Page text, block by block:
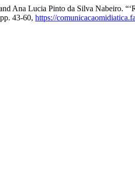
Ana Lucia Pinto da Silva Nabeiro.
43-60, https://